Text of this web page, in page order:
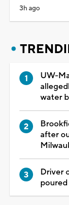
3h ago
UW-
water
after
Driver